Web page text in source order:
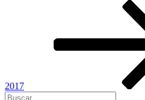
2017
Buscar